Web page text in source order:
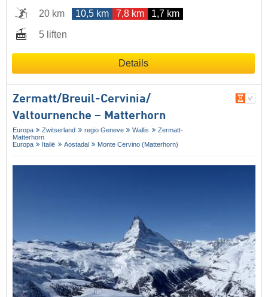
20 km
10,5 km 7,8 km 1,7 km
5 liften
Details
Zermatt/​Breuil-Cervinia/​
Valtournenche – Matterhorn
Europa Zwitserland regio Geneve Wallis
Zermatt-
Matterhorn
Europa
Italië Aostadal Monte Cervino (Matterhorn)